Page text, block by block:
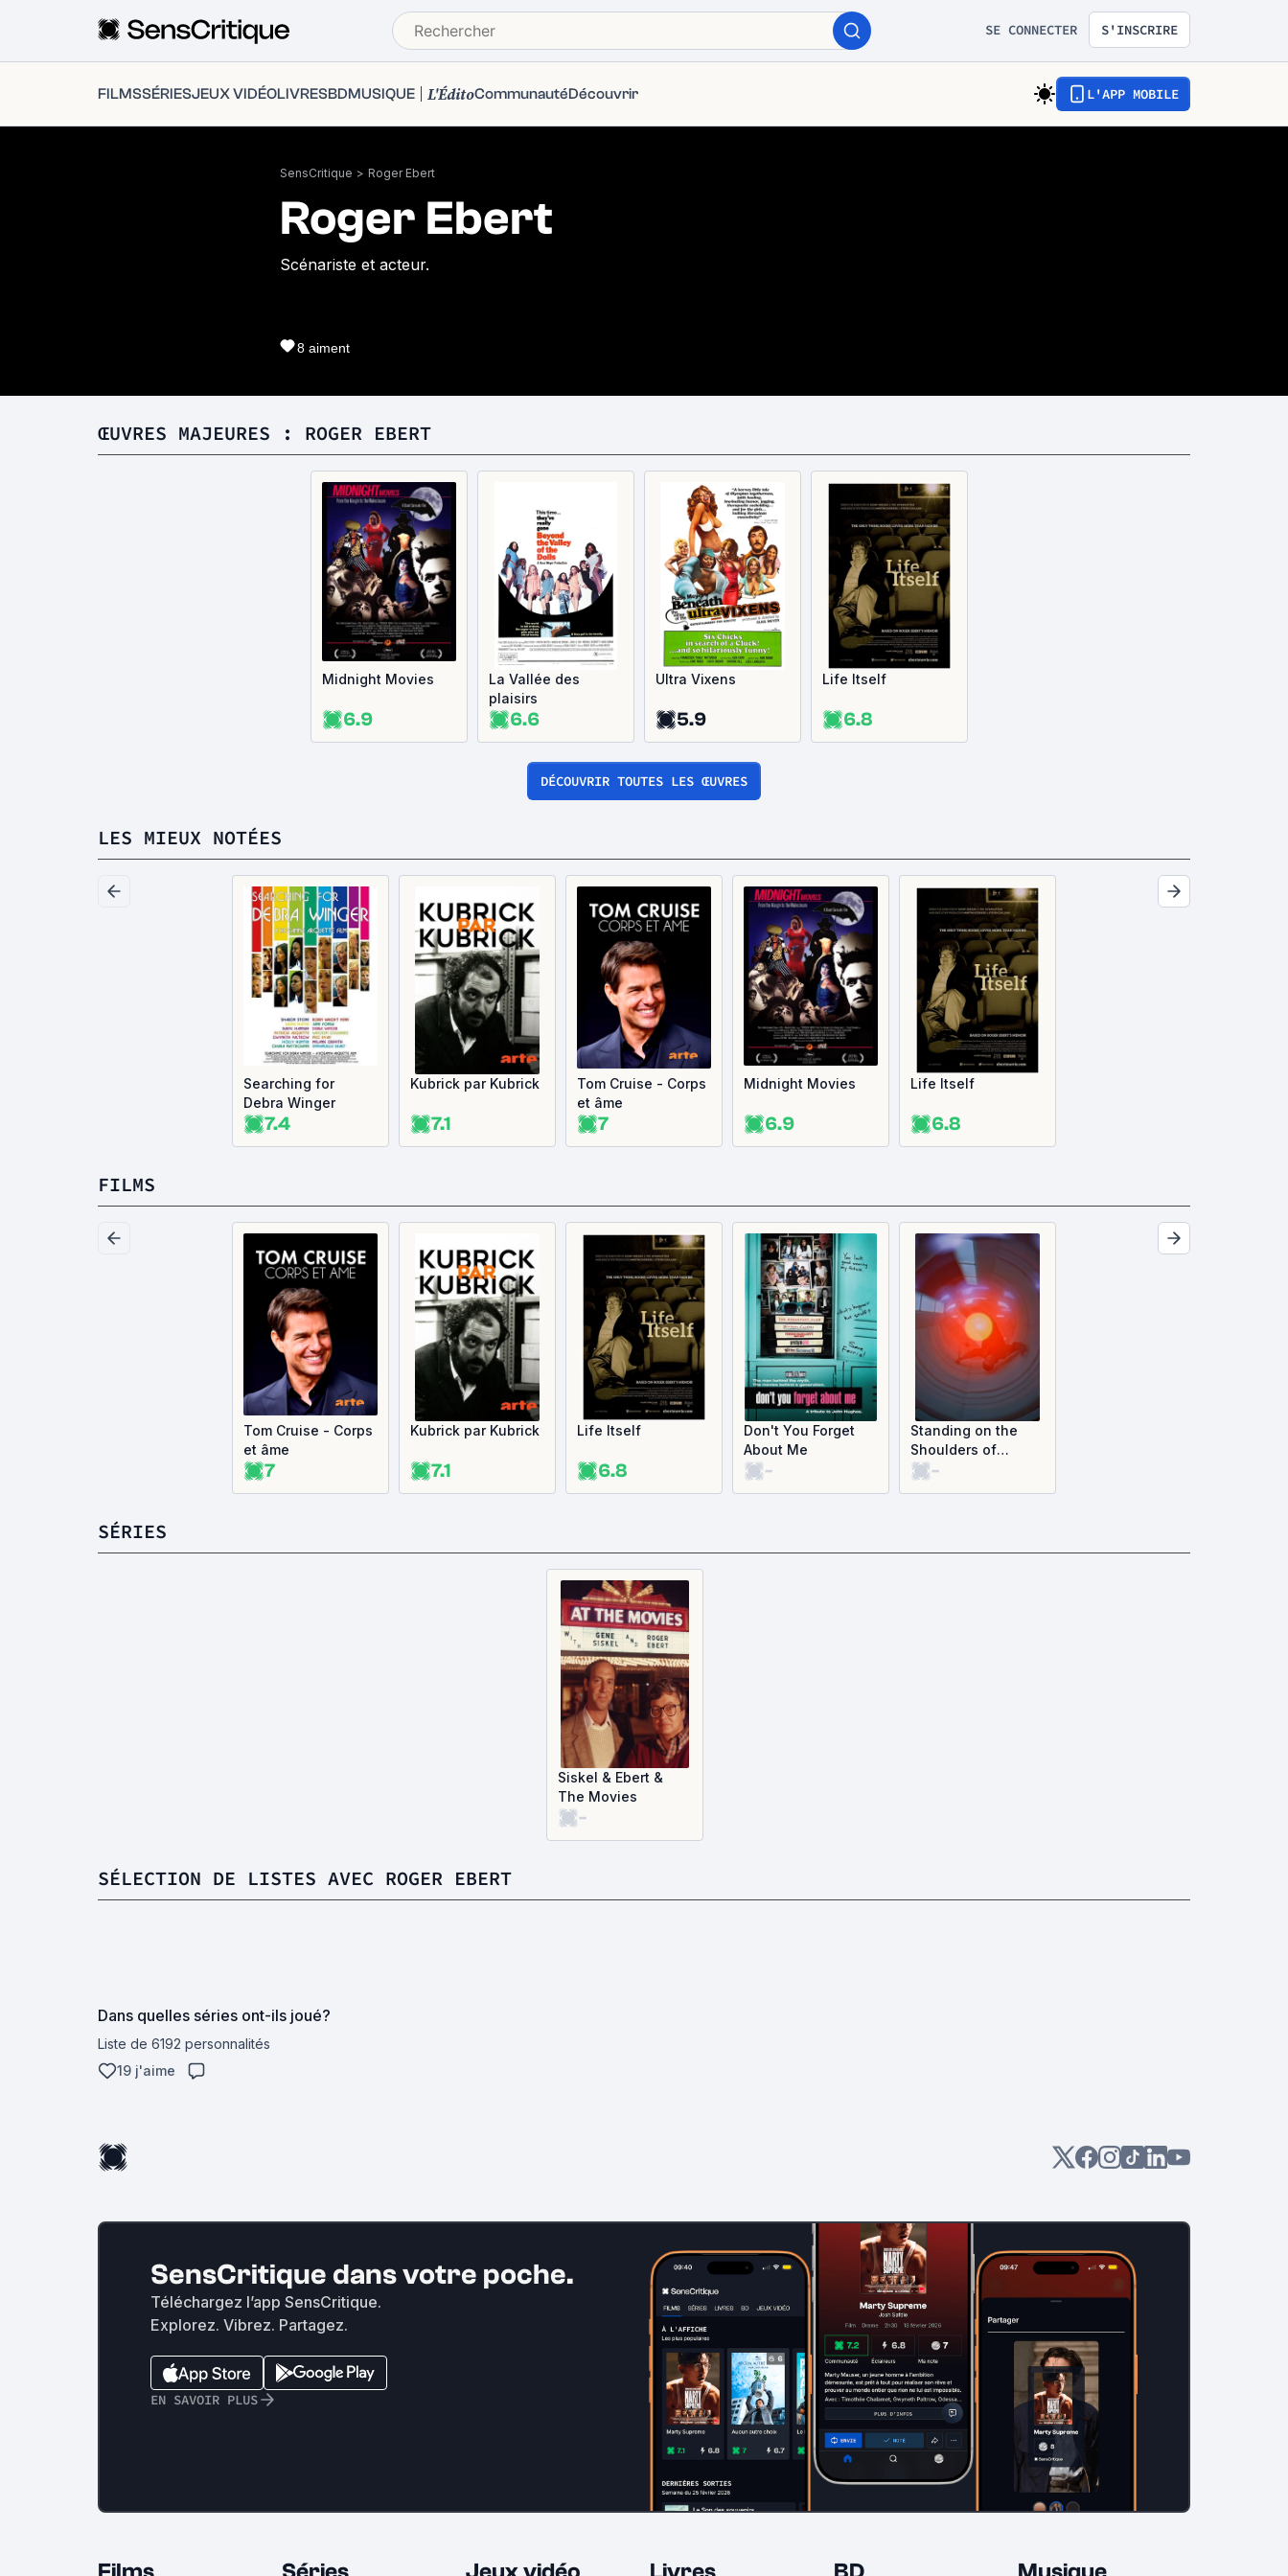
SE CONNECTER S'INSCRIRE
FILMSSÉRIESJEUX VIDÉOLIVRESBDMUSIQUE L'ÉditoCommunautéDécouvrir L'APP MOBILE
SensCritique > Roger Ebert
Roger Ebert
Scénariste et acteur.
8 aiment
ŒUVRES MAJEURES : ROGER EBERT
Midnight Movies
6.9
La Vallée des
plaisirs
6.6
Ultra Vixens
5.9
Life Itself
6.8
DÉCOUVRIR TOUTES LES ŒUVRES
LES MIEUX NOTÉES
Searching for
Debra Winger
7.4
Kubrick par Kubrick
7.1
Tom Cruise - Corps
et âme
7
Midnight Movies
6.9
Life Itself
6.8
FILMS
Tom Cruise - Corps
et âme
7
Kubrick par Kubrick
7.1
Life Itself
6.8
Don't You Forget
About Me
-
Standing on the
Shoulders of
Kubrick: The
-
SÉRIES
Siskel & Ebert &
The Movies
-
SÉLECTION DE LISTES AVEC ROGER EBERT
Dans quelles séries ont-ils joué?
Liste de 6192 personnalités
19 j'aime
SensCritique dans votre poche.
Téléchargez l’app SensCritique.
Explorez. Vibrez. Partagez.
EN SAVOIR PLUS